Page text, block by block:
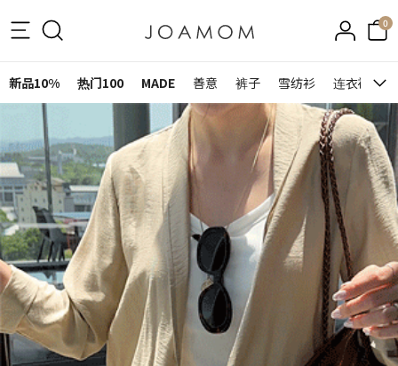
0
新品10% 热门100 MADE 善意 裤子 雪纺衫 连衣裙&裙